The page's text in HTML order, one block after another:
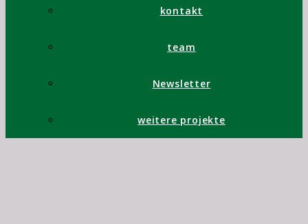
kontakt
team
Newsletter
weitere projekte